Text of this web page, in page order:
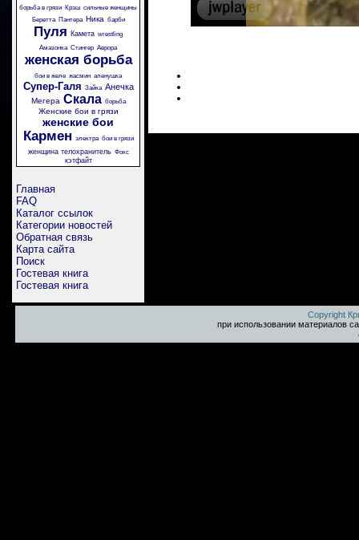
борьба в грязи Крэш сильные женщины
Беретта
Пантера Ника барби
Пуля Камета wrestling
Амазонка Стингер Аврора
женская борьба
бои в желе жасмин аленушка
Супер-Галя Зайка Анечка
Мегера Скала борьба
Женские бои в грязи
женские бои
Кармен электра бои в грязи
женщина телохранитель Фокс
кэтфайт
Главная
FAQ
Каталог ссылок
Категории новостей
Обратная связь
Карта сайта
Поиск
Гостевая книга
Гостевая книга
Copyright
при использовании материалов